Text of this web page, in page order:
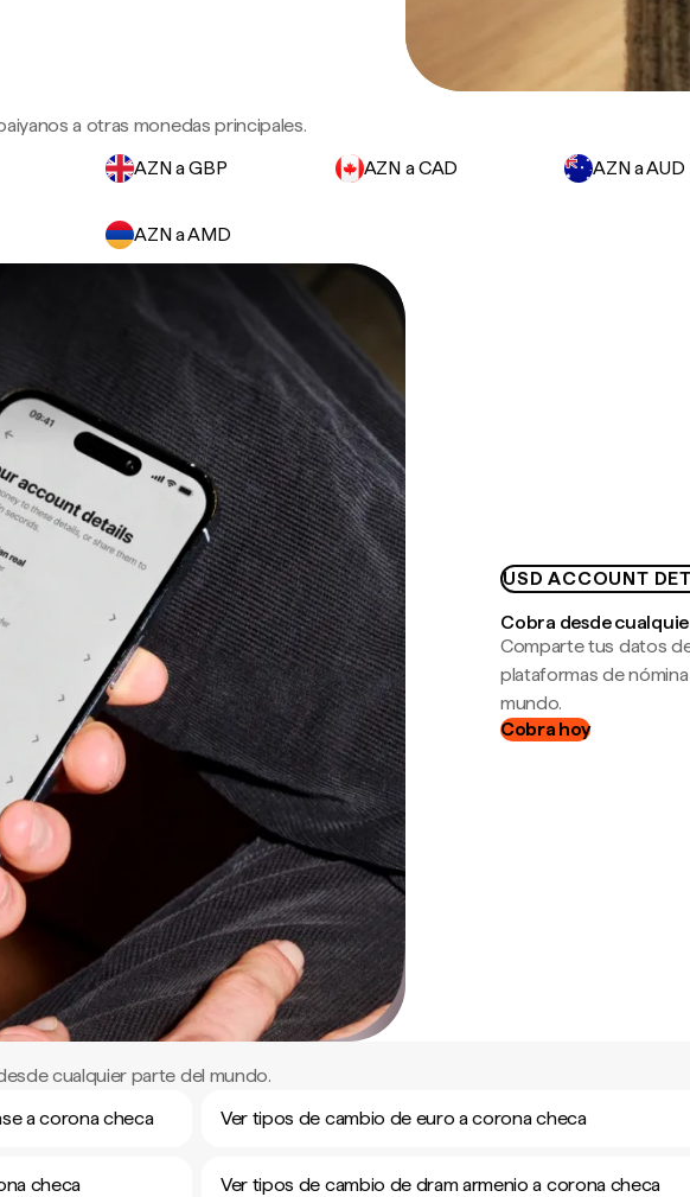
a otras monedas principales.
AZN a GBP AZN a CAD AZN a AUD
AZN a AMD
USD ACCOUNT
Cobra desde
Comparte tus datos
plataformas de
mundo.
Cobra hoy
cualquier parte del mundo.
a corona checa
Ver tipos de cambio de euro a corona checa
checa Ver tipos de cambio de dram armenio a corona checa